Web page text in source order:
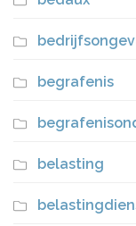
begrafenis
belasting